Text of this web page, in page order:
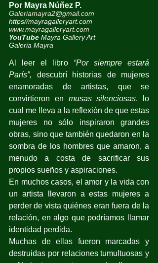
Por Mayra Núñez P.
Galeriamayra2@gmail.com
https//mayragalleryart.com
www.mayragalleryart.com
YouTube Mayra Gallery Art
Galeria Mayra
Al leer el libro “Por siempre estará
París”, descubrí historias de mujeres
enamoradas de artistas, que se
convirtieron en musas silenciosas, lo
cual me lleva a la reflexión de que estas
mujeres no sólo inspiraron grandes
obras, sino que también quedaron en la
sombra de los hombres que amaron, a
menudo a costa de sacrificar sus
propios sueños y aspiraciones.
En muchos casos, el amor y la vida con
un artista llevaron a estas mujeres a
perder de vista quiénes eran fuera de la
relación, en algo que podríamos llamar
identidad perdida.
Muchas de ellas fueron marcadas y
destruidas por relaciones tumultuosas y